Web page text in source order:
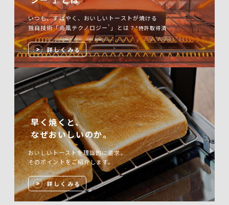
いつも、すばやく、おいしいトーストが焼ける
独自技術「炎風テクノロジー* 」とは？*特許取得済
詳しくみる
早く焼くと、
なぜおいしいのか。
おいしいトーストを理論的に追求。
そのポイントをご紹介します。
詳しくみる